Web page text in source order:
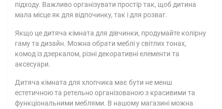
підходу. Важливо організувати простір так, щоб дитина
мала місце як для відпочинку, так і для розваг.
Якщо це дитяча кімната для дівчинки, продумайте колірну
гаму та дизайн. Можна обрати меблі у світлих тонах,
комод із дзеркалом, різні декоративні елементи та
аксесуари.
Дитяча кімната для хлопчика має бути не менш
естетичною та ретельно організованою з красивими та
функціональними меблями. В нашому магазині можна